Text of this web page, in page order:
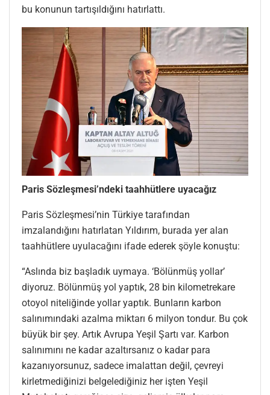
bu konunun tartışıldığını hatırlattı.
Paris Sözleşmesi’ndeki taahhütlere uyacağız
Paris Sözleşmesi’nin Türkiye tarafından
imzalandığını hatırlatan Yıldırım, burada yer alan
taahhütlere uyulacağını ifade ederek şöyle konuştu:
“Aslında biz başladık uymaya. ‘Bölünmüş yollar’
diyoruz. Bölünmüş yol yaptık, 28 bin kilometrekare
otoyol niteliğinde yollar yaptık. Bunların karbon
salınımındaki azalma miktarı 6 milyon tondur. Bu çok
büyük bir şey. Artık Avrupa Yeşil Şartı var. Karbon
salınımını ne kadar azaltırsanız o kadar para
kazanıyorsunuz, sadece imalattan değil, çevreyi
kirletmediğinizi belgelediğiniz her işten Yeşil